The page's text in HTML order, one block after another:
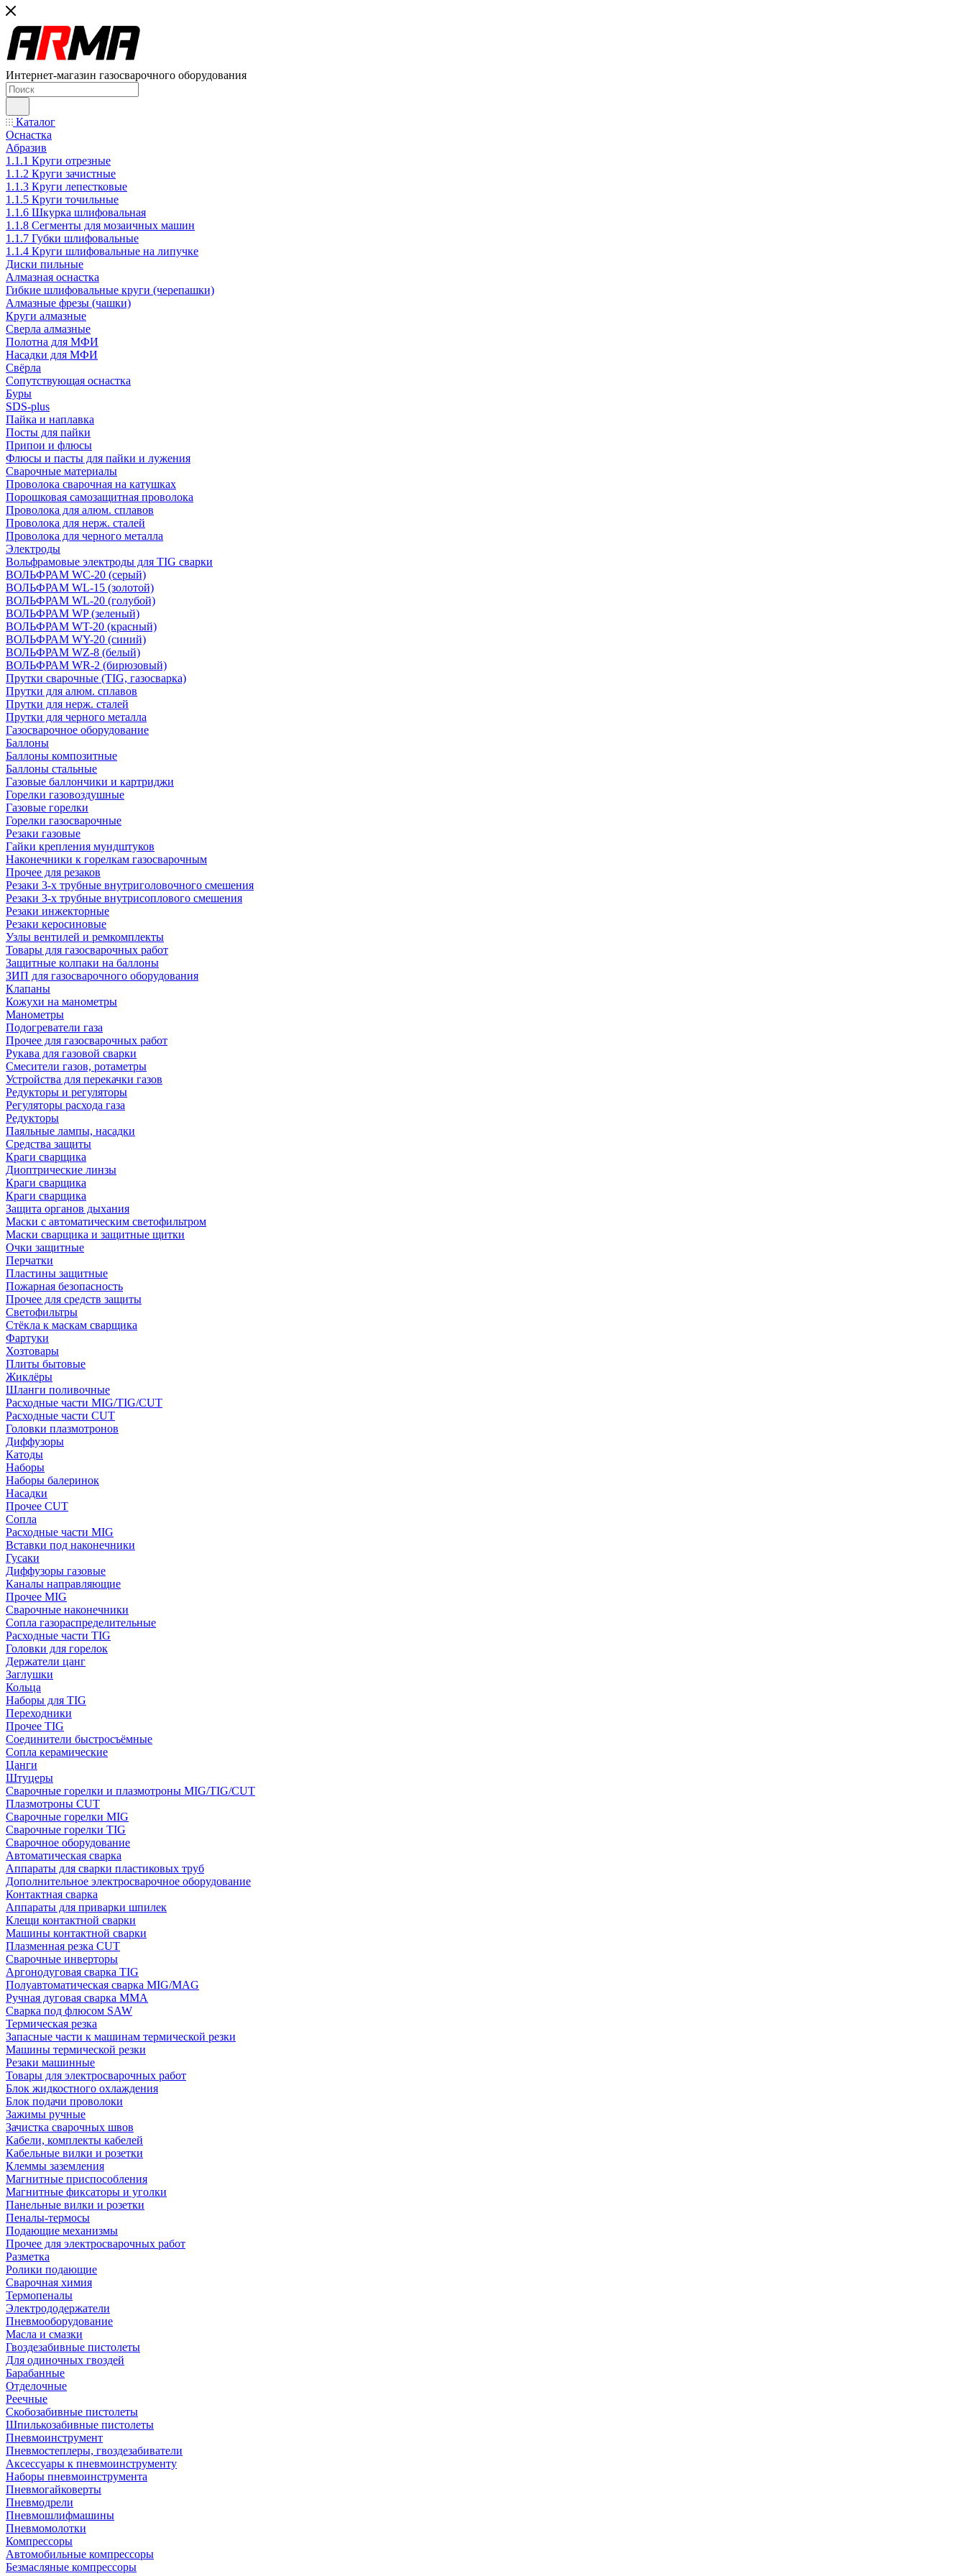
Интернет-магазин газосварочного оборудования
Каталог
Оснастка
Абразив
1.1.1 Круги отрезные
1.1.2 Круги зачистные
1.1.3 Круги лепестковые
1.1.5 Круги точильные
1.1.6 Шкурка шлифовальная
1.1.8 Сегменты для мозаичных машин
1.1.7 Губки шлифовальные
1.1.4 Круги шлифовальные на липучке
Диски пильные
Алмазная оснастка
Гибкие шлифовальные круги (черепашки)
Алмазные фрезы (чашки)
Круги алмазные
Сверла алмазные
Полотна для МФИ
Насадки для МФИ
Свёрла
Сопутствующая оснастка
Буры
SDS-plus
Пайка и наплавка
Посты для пайки
Припои и флюсы
Флюсы и пасты для пайки и лужения
Сварочные материалы
Проволока сварочная на катушках
Порошковая самозащитная проволока
Проволока для алюм. сплавов
Проволока для нерж. сталей
Проволока для черного металла
Электроды
Вольфрамовые электроды для TIG сварки
ВОЛЬФРАМ WC-20 (серый)
ВОЛЬФРАМ WL-15 (золотой)
ВОЛЬФРАМ WL-20 (голубой)
ВОЛЬФРАМ WP (зеленый)
ВОЛЬФРАМ WT-20 (красный)
ВОЛЬФРАМ WY-20 (синий)
ВОЛЬФРАМ WZ-8 (белый)
ВОЛЬФРАМ WR-2 (бирюзовый)
Прутки сварочные (TIG, газосварка)
Прутки для алюм. сплавов
Прутки для нерж. сталей
Прутки для черного металла
Газосварочное оборудование
Баллоны
Баллоны композитные
Баллоны стальные
Газовые баллончики и картриджи
Горелки газовоздушные
Газовые горелки
Горелки газосварочные
Резаки газовые
Гайки крепления мундштуков
Наконечники к горелкам газосварочным
Прочее для резаков
Резаки 3-х трубные внутриголовочного смешения
Резаки 3-х трубные внутрисоплового смешения
Резаки инжекторные
Резаки керосиновые
Узлы вентилей и ремкомплекты
Товары для газосварочных работ
Защитные колпаки на баллоны
ЗИП для газосварочного оборудования
Клапаны
Кожухи на манометры
Манометры
Подогреватели газа
Прочее для газосварочных работ
Рукава для газовой сварки
Смесители газов, ротаметры
Устройства для перекачки газов
Редукторы и регуляторы
Регуляторы расхода газа
Редукторы
Паяльные лампы, насадки
Средства защиты
Краги сварщика
Диоптрические линзы
Краги сварщика
Краги сварщика
Защита органов дыхания
Маски с автоматическим светофильтром
Маски сварщика и защитные щитки
Очки защитные
Перчатки
Пластины защитные
Пожарная безопасность
Прочее для средств защиты
Светофильтры
Стёкла к маскам сварщика
Фартуки
Хозтовары
Плиты бытовые
Жиклёры
Шланги поливочные
Расходные части MIG/TIG/CUT
Расходные части CUT
Головки плазмотронов
Диффузоры
Катоды
Наборы
Наборы балеринок
Насадки
Прочее CUT
Сопла
Расходные части MIG
Вставки под наконечники
Гусаки
Диффузоры газовые
Каналы направляющие
Прочее MIG
Сварочные наконечники
Сопла газораспределительные
Расходные части TIG
Головки для горелок
Держатели цанг
Заглушки
Кольца
Наборы для TIG
Переходники
Прочее TIG
Соединители быстросъёмные
Сопла керамические
Цанги
Штуцеры
Сварочные горелки и плазмотроны MIG/TIG/CUT
Плазмотроны CUT
Сварочные горелки MIG
Сварочные горелки TIG
Сварочное оборудование
Автоматическая сварка
Аппараты для сварки пластиковых труб
Дополнительное электросварочное оборудование
Контактная сварка
Аппараты для приварки шпилек
Клещи контактной сварки
Машины контактной сварки
Плазменная резка CUT
Сварочные инверторы
Аргонодуговая сварка TIG
Полуавтоматическая сварка MIG/MAG
Ручная дуговая сварка MMA
Сварка под флюсом SAW
Термическая резка
Запасные части к машинам термической резки
Машины термической резки
Резаки машинные
Товары для электросварочных работ
Блок жидкостного охлаждения
Блок подачи проволоки
Зажимы ручные
Зачистка сварочных швов
Кабели, комплекты кабелей
Кабельные вилки и розетки
Клеммы заземления
Магнитные приспособления
Магнитные фиксаторы и уголки
Панельные вилки и розетки
Пеналы-термосы
Подающие механизмы
Прочее для электросварочных работ
Разметка
Ролики подающие
Сварочная химия
Термопеналы
Электрододержатели
Пневмооборудование
Масла и смазки
Гвоздезабивные пистолеты
Для одиночных гвоздей
Барабанные
Отделочные
Реечные
Скобозабивные пистолеты
Шпилькозабивные пистолеты
Пневмоинструмент
Пневмостеплеры, гвоздезабиватели
Аксессуары к пневмоинструменту
Наборы пневмоинструмента
Пневмогайковерты
Пневмодрели
Пневмошлифмашины
Пневмомолотки
Компрессоры
Автомобильные компрессоры
Безмасляные компрессоры